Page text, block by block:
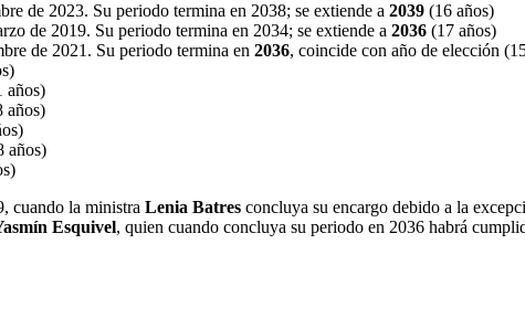
de 2023. Su periodo termina en 2038; se extiende a 2039 (16 años)
de 2019. Su periodo termina en 2034; se extiende a 2036 (17 años)
de 2021. Su periodo termina en 2036, coincide con año de elección
años)
años)
años)
cuando la ministra Lenia Batres concluya su encargo debido a la
Esquivel, quien cuando concluya su periodo en 2036 habrá